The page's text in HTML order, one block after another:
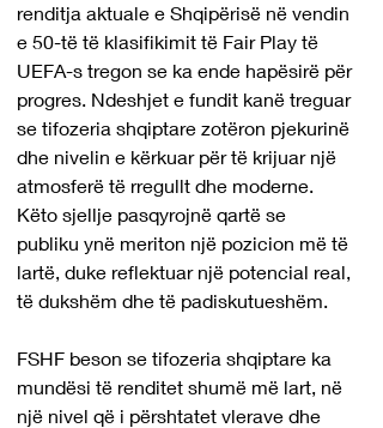
renditja aktuale e Shqipërisë në vendin
e 50-të të klasifikimit të Fair Play të
UEFA-s tregon se ka ende hapësirë për
progres. Ndeshjet e fundit kanë treguar
se tifozeria shqiptare zotëron pjekurinë
dhe nivelin e kërkuar për të krijuar një
atmosferë të rregullt dhe moderne.
Këto sjellje pasqyrojnë qartë se
publiku ynë meriton një pozicion më të
lartë, duke reflektuar një potencial real,
të dukshëm dhe të padiskutueshëm.
FSHF beson se tifozeria shqiptare ka
mundësi të renditet shumë më lart, në
një nivel që i përshtatet vlerave dhe